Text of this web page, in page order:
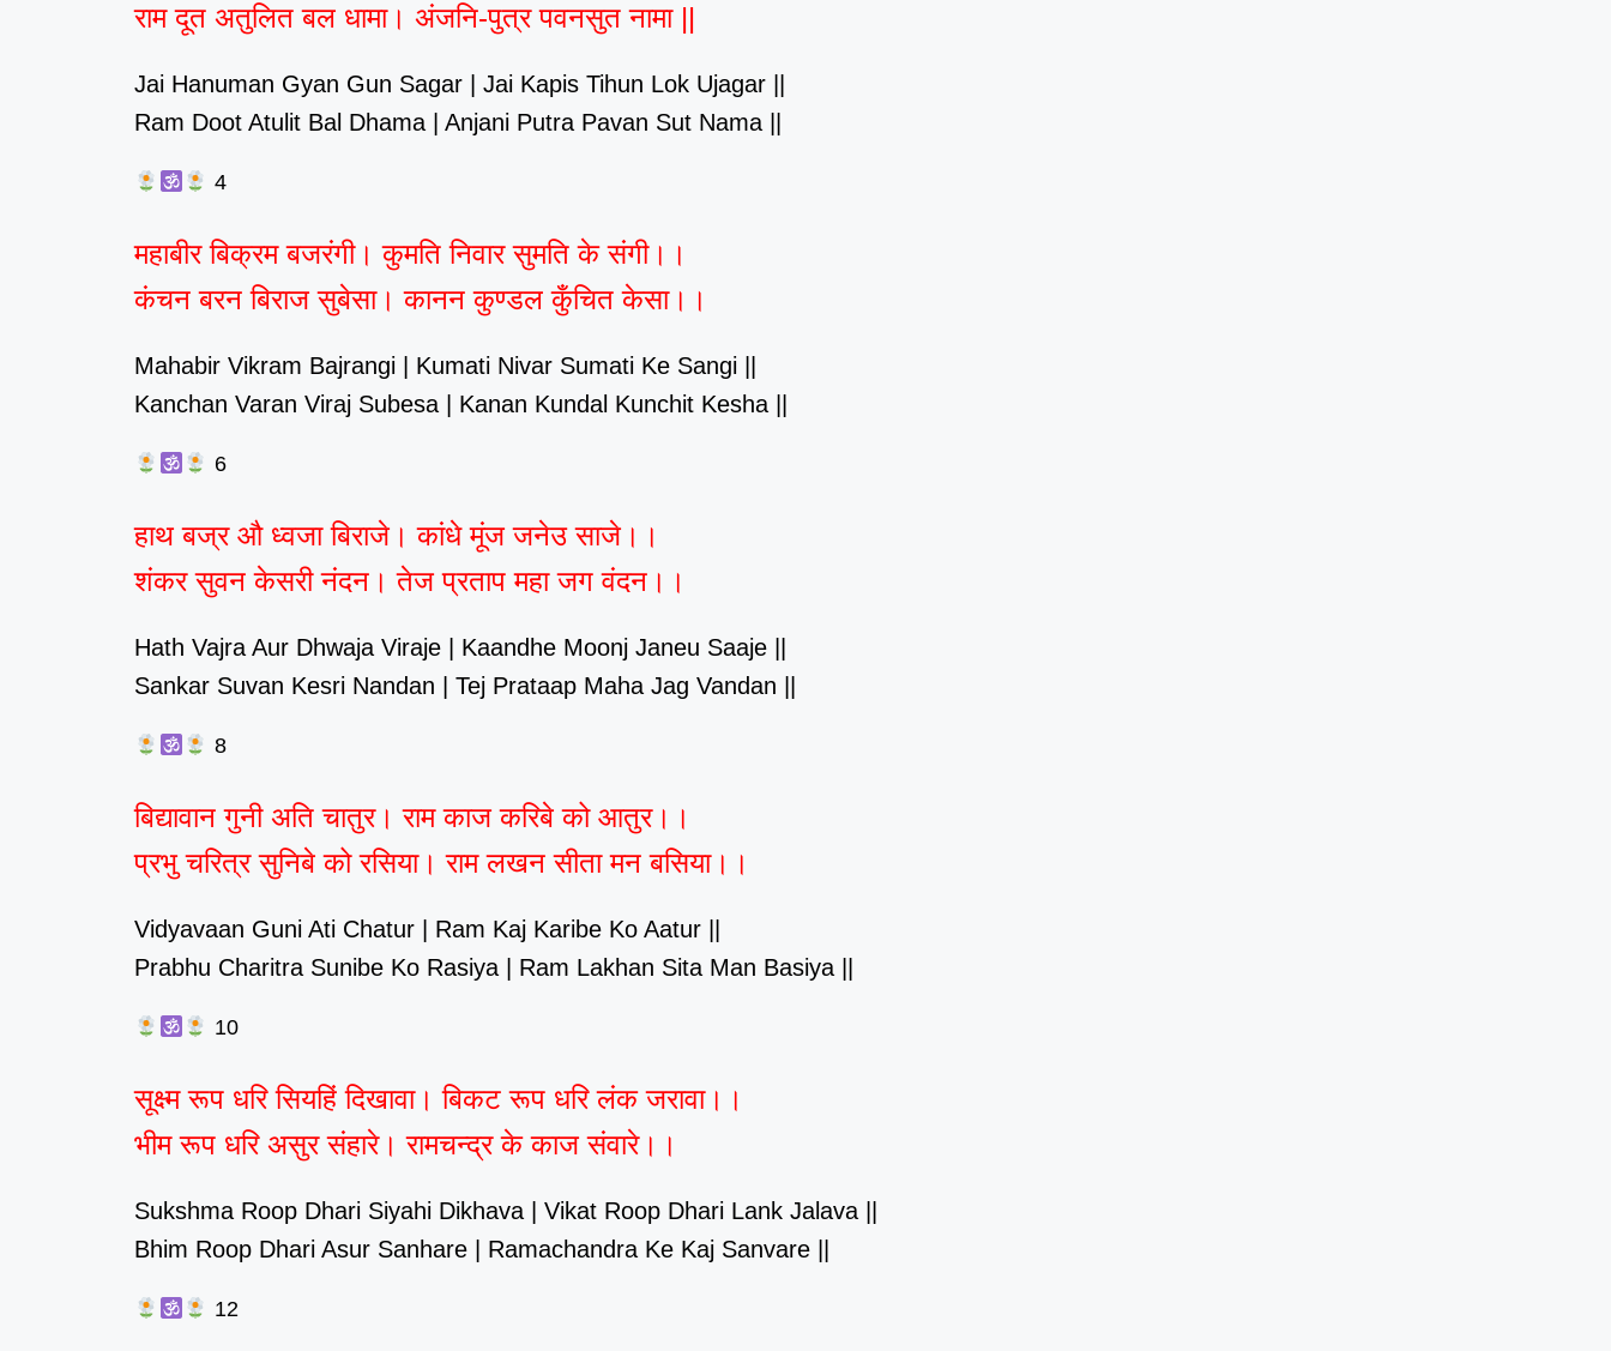
राम दूत अतुलित बल धामा। अंजनि-पुत्र पवनसुत नामा ||
Jai Hanuman Gyan Gun Sagar | Jai Kapis Tihun Lok Ujagar ||
Ram Doot Atulit Bal Dhama | Anjani Putra Pavan Sut Nama ||
4
महाबीर बिक्रम बजरंगी। कुमति निवार सुमति के संगी।।
कंचन बरन बिराज सुबेसा। कानन कुण्डल कुँचित केसा।।
Mahabir Vikram Bajrangi | Kumati Nivar Sumati Ke Sangi ||
Kanchan Varan Viraj Subesa | Kanan Kundal Kunchit Kesha ||
6
हाथ बज्र औ ध्वजा बिराजे। कांधे मूंज जनेउ साजे।।
शंकर सुवन केसरी नंदन। तेज प्रताप महा जग वंदन।।
Hath Vajra Aur Dhwaja Viraje | Kaandhe Moonj Janeu Saaje ||
Sankar Suvan Kesri Nandan | Tej Prataap Maha Jag Vandan ||
8
बिद्यावान गुनी अति चातुर। राम काज करिबे को आतुर।।
प्रभु चरित्र सुनिबे को रसिया। राम लखन सीता मन बसिया।।
Vidyavaan Guni Ati Chatur | Ram Kaj Karibe Ko Aatur ||
Prabhu Charitra Sunibe Ko Rasiya | Ram Lakhan Sita Man Basiya ||
10
सूक्ष्म रूप धरि सियहिं दिखावा। बिकट रूप धरि लंक जरावा।।
भीम रूप धरि असुर संहारे। रामचन्द्र के काज संवारे।।
Sukshma Roop Dhari Siyahi Dikhava | Vikat Roop Dhari Lank Jalava ||
Bhim Roop Dhari Asur Sanhare | Ramachandra Ke Kaj Sanvare ||
12